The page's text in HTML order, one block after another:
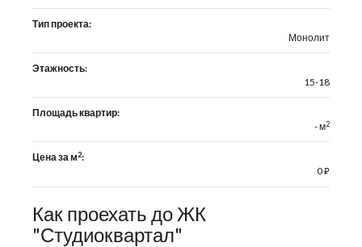
Тип проекта:
Монолит
Этажность:
15-18
Площадь квартир:
- м2
Цена за м2:
0⃏
Как проехать до ЖК
"Студиоквартал"